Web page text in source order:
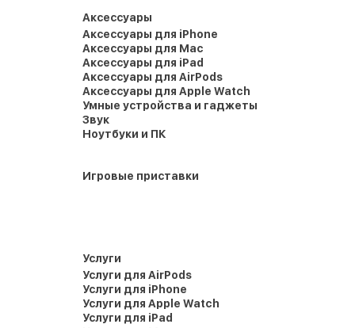
Аксессуары
Аксессуары для iPhone
Аксессуары для Mac
Аксессуары для iPad
Аксессуары для AirPods
Аксессуары для Apple Watch
Умные устройства и гаджеты
Звук
Ноутбуки и ПК
Игровые приставки
Услуги
Услуги для AirPods
Услуги для iPhone
Услуги для Apple Watch
Услуги для iPad